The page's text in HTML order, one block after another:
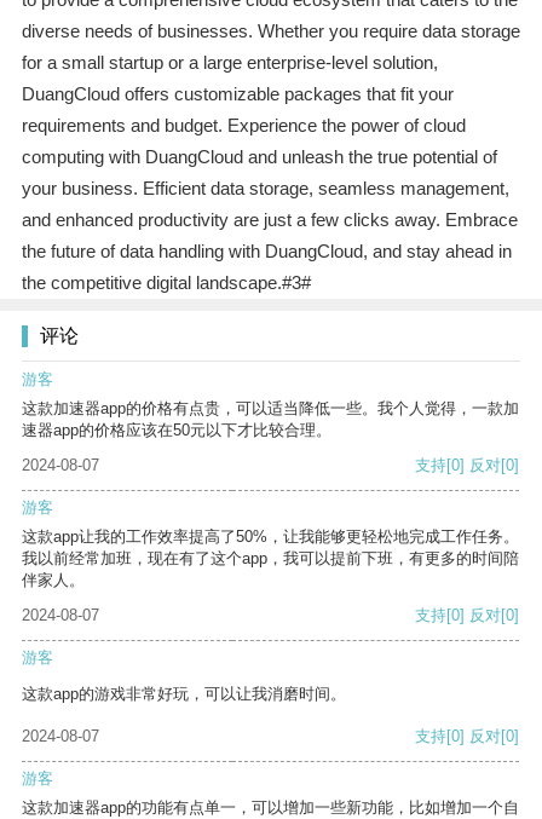
diverse needs of businesses. Whether you require data storage
for a small startup or a large enterprise-level solution,
DuangCloud offers customizable packages that fit your
requirements and budget. Experience the power of cloud
computing with DuangCloud and unleash the true potential of
your business. Efficient data storage, seamless management,
and enhanced productivity are just a few clicks away. Embrace
the future of data handling with DuangCloud, and stay ahead in
the competitive digital landscape.#3#
评论
游客
这款加速器app的价格有点贵，可以适当降低一些。我个人觉得，一款加
速器app的价格应该在50元以下才比较合理。
2024-08-07
支持[0] 反对[0]
游客
这款app让我的工作效率提高了50%，让我能够更轻松地完成工作任务。
我以前经常加班，现在有了这个app，我可以提前下班，有更多的时间陪
伴家人。
2024-08-07
支持[0] 反对[0]
游客
这款app的游戏非常好玩，可以让我消磨时间。
2024-08-07 支持[0] 反对[0]
游客
这款加速器app的功能有点单一，可以增加一些新功能，比如增加一个自